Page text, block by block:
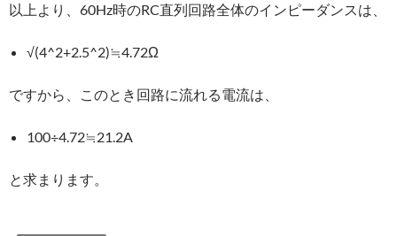
以上より、60Hz時のRC直列回路全体のインピーダンスは、
√(4^2+2.5^2)≒4.72Ω
ですから、このとき回路に流れる電流は、
100÷4.72≒21.2A
と求まります。